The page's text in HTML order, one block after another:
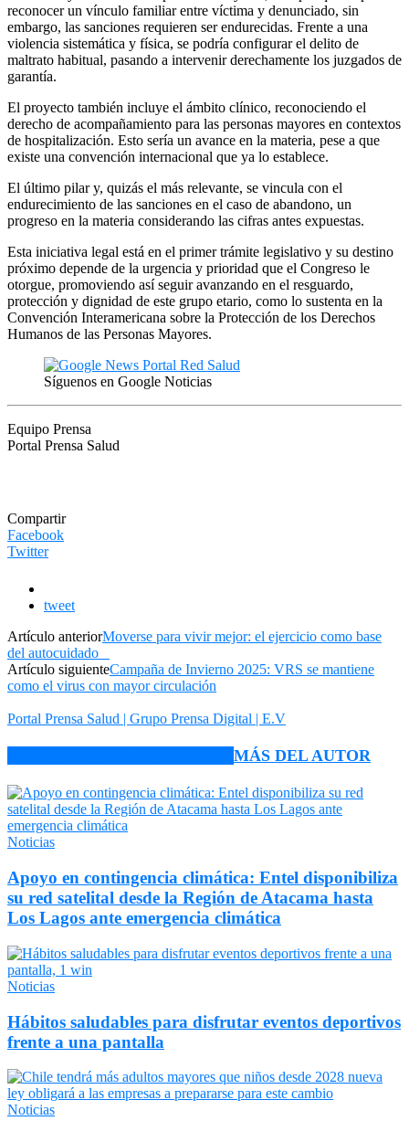
reconocer un vínculo familiar entre víctima y denunciado, sin
embargo, las sanciones requieren ser endurecidas. Frente a una
violencia sistemática y física, se podría configurar el delito de
maltrato habitual, pasando a intervenir derechamente los juzgados de
garantía.
El proyecto también incluye el ámbito clínico, reconociendo el
derecho de acompañamiento para las personas mayores en contextos
de hospitalización. Esto sería un avance en la materia, pese a que
existe una convención internacional que ya lo establece.
El último pilar y, quizás el más relevante, se vincula con el
endurecimiento de las sanciones en el caso de abandono, un
progreso en la materia considerando las cifras antes expuestas.
Esta iniciativa legal está en el primer trámite legislativo y su destino
próximo depende de la urgencia y prioridad que el Congreso le
otorgue, promoviendo así seguir avanzando en el resguardo,
protección y dignidad de este grupo etario, como lo sustenta en la
Convención Interamericana sobre la Protección de los Derechos
Humanos de las Personas Mayores.
Síguenos en Google Noticias
Equipo Prensa
Portal Prensa Salud
Compartir
Facebook
Twitter
tweet
Artículo anteriorMoverse para vivir mejor: el ejercicio como base
del autocuidado
Artículo siguienteCampaña de Invierno 2025: VRS se mantiene
como el virus con mayor circulación
Portal Prensa Salud | Grupo Prensa Digital | E.V
MÁS DEL AUTOR
Noticias
Apoyo en contingencia climática: Entel disponibiliza
su red satelital desde la Región de Atacama hasta
Los Lagos ante emergencia climática
Noticias
Hábitos saludables para disfrutar eventos deportivos
frente a una pantalla
Noticias